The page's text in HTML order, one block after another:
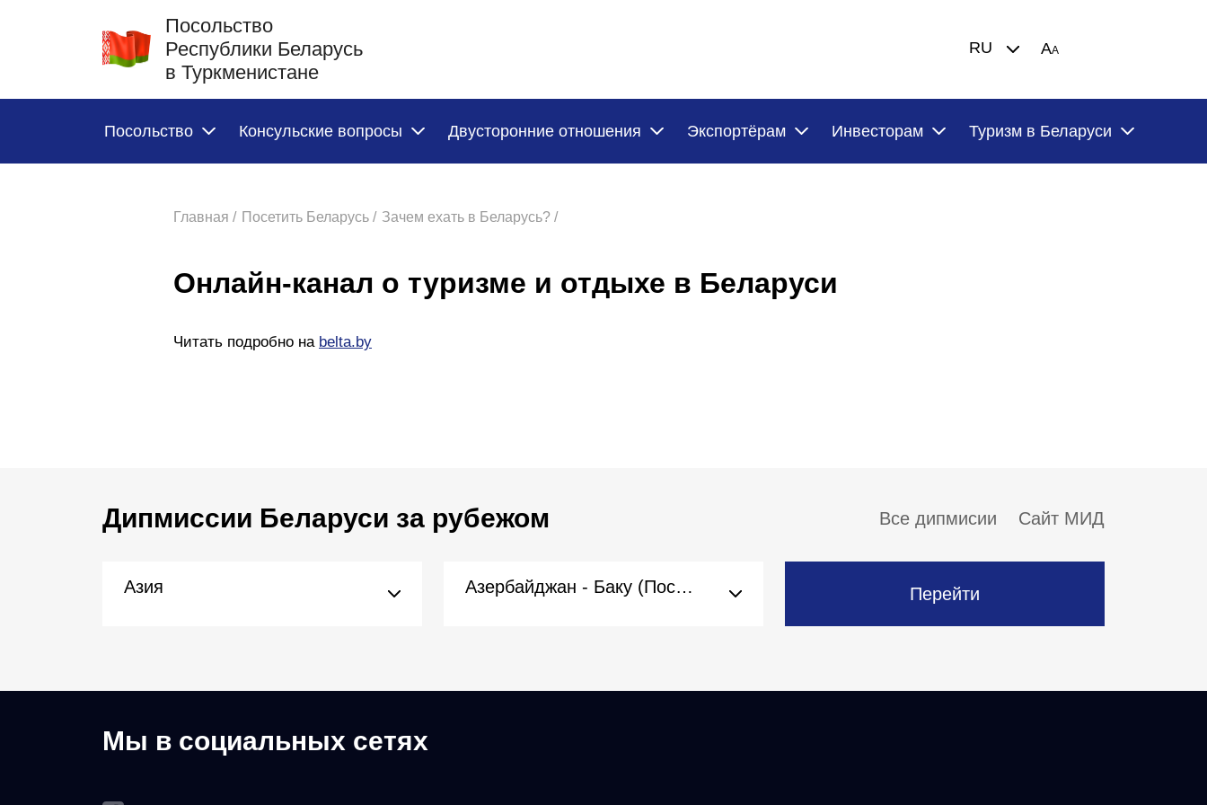
Посольство
Республики Беларусь
в Туркменистане
RU AA
Посольство Консульские вопросы Двусторонние отношения Экспортёрам Инвесторам Туризм в Беларуси
Главная / Посетить Беларусь / Зачем ехать в Беларусь? /
Oнлайн-канал о туризме и отдыхе в Беларуси
Читать подробно на belta.by
Дипмиссии Беларуси за рубежом Все дипмисии Сайт МИД
Азия Азербайджан - Баку (Посольство) Перейти
Мы в социальных сетях